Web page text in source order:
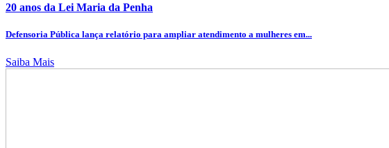
20 anos da Lei Maria da Penha
Defensoria Pública lança relatório para ampliar atendimento a mulheres em...
Saiba Mais